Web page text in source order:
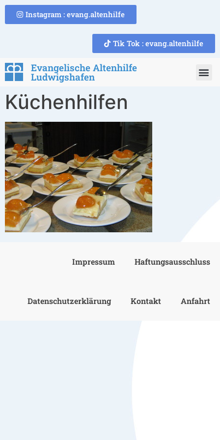
Instagram : evang.altenhilfe
Tik Tok : evang.altenhilfe
Evangelische Altenhilfe
Ludwigshafen
Küchenhilfen
Impressum Haftungsausschluss
Datenschutzerklärung Kontakt Anfahrt